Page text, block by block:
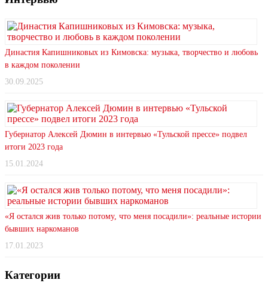
Династия Капишниковых из Кимовска: музыка, творчество и любовь
в каждом поколении
30.09.2025
Губернатор Алексей Дюмин в интервью «Тульской прессе» подвел
итоги 2023 года
15.01.2024
«Я остался жив только потому, что меня посадили»: реальные истории
бывших наркоманов
17.01.2023
Категории